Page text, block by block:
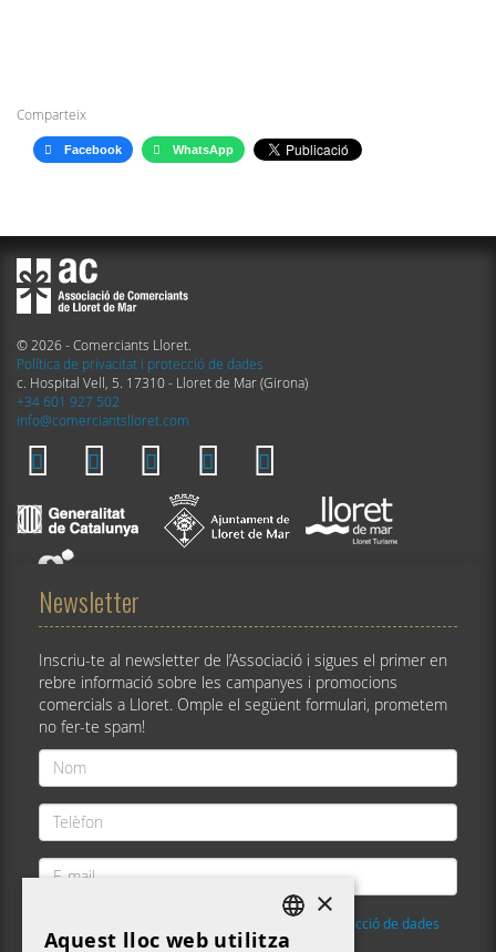
Comparteix
Facebook WhatsApp
© 2026 - Comerciants Lloret.
Política de privacitat i protecció de dades
c. Hospital Vell, 5. 17310 - Lloret de Mar (Girona)
+34 601 927 502
info@comerciantslloret.com
Newsletter
Inscriu-te al newsletter de l’Associació i sigues el primer en
rebre informació sobre les campanyes i promocions
comercials a Lloret. Omple el següent formulari, prometem
no fer-te spam!
Nom
*
Telèfon
*
E-
Política de privacitat i protecció de dades
DEFAULT LANGUAGE
×
Aquest lloc web utilitza